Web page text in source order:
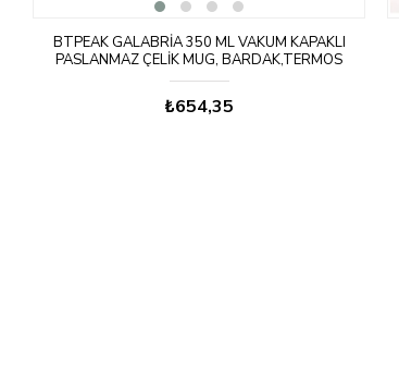
BTPEAK GALABRIA 350 ML VAKUM KAPAKLI
PASLANMAZ ÇELIK MUG, BARDAK,TERMOS
SICAK/SOĞUK
₺654,35